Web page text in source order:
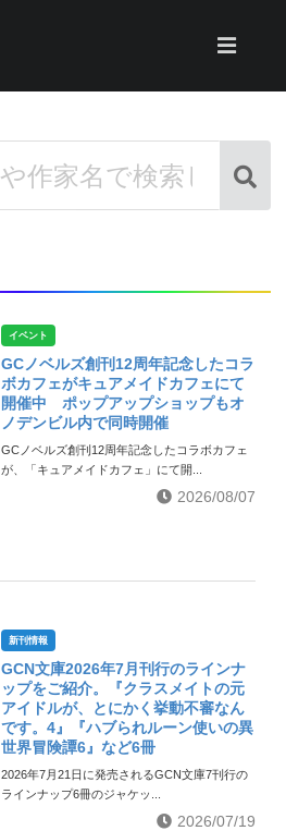
イベント
GCノベルズ創刊12周年記念したコラ
ボカフェがキュアメイドカフェにて
開催中 ポップアップショップもオ
ノデンビル内で同時開催
GCノベルズ創刊12周年記念したコラボカフェ
が、「キュアメイドカフェ」にて開...
2026/08/07
新刊情報
GCN文庫2026年7月刊行のラインナ
ップをご紹介。『クラスメイトの元
アイドルが、とにかく挙動不審なん
です。4』『ハブられルーン使いの異
世界冒険譚6』など6冊
2026年7月21日に発売されるGCN文庫7刊行の
ラインナップ6冊のジャケッ...
2026/07/19